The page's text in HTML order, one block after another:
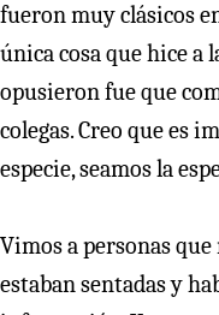
fueron muy clásicos
única cosa que hice a
opusieron fue que
colegas. Creo que es
especie, seamos la
Vimos a personas
estaban sentadas y